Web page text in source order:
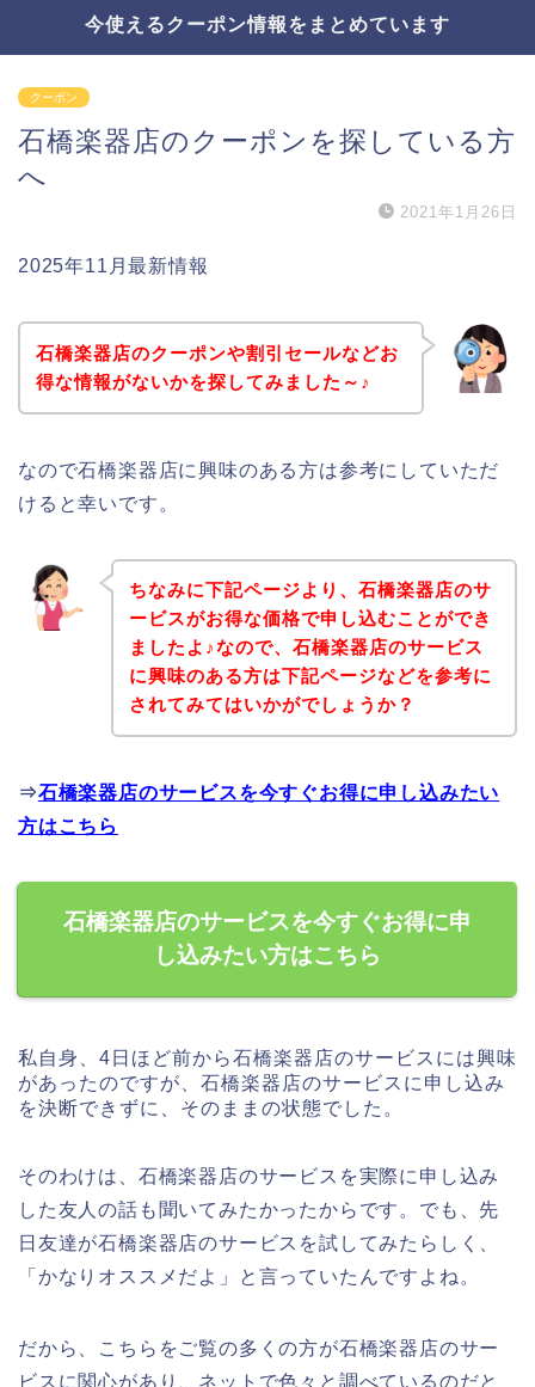
今使えるクーポン情報をまとめています
クーポン
石橋楽器店のクーポンを探している方
へ
2021年1月26日
2025年11月最新情報
石橋楽器店のクーポンや割引セールなどお
得な情報がないかを探してみました～♪
なので石橋楽器店に興味のある方は参考にしていただ
けると幸いです。
ちなみに下記ページより、石橋楽器店のサ
ービスがお得な価格で申し込むことができ
ましたよ♪なので、石橋楽器店のサービス
に興味のある方は下記ページなどを参考に
されてみてはいかがでしょうか？
⇒石橋楽器店のサービスを今すぐお得に申し込みたい
方はこちら
石橋楽器店のサービスを今すぐお得に申
し込みたい方はこちら
私自身、4日ほど前から石橋楽器店のサービスには興味
があったのですが、石橋楽器店のサービスに申し込み
を決断できずに、そのままの状態でした。
そのわけは、石橋楽器店のサービスを実際に申し込み
した友人の話も聞いてみたかったからです。でも、先
日友達が石橋楽器店のサービスを試してみたらしく、
「かなりオススメだよ」と言っていたんですよね。
だから、こちらをご覧の多くの方が石橋楽器店のサー
ビスに関心があり、ネットで色々と調べているのだと